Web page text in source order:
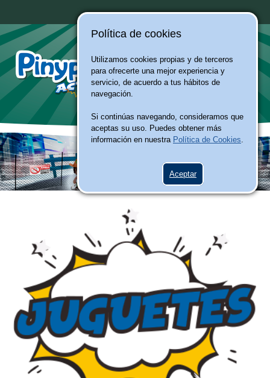
Política de cookies
Utilizamos cookies propias y de terceros
para ofrecerte una mejor experiencia y
servicio, de acuerdo a tus hábitos de
navegación.
Si continúas navegando, consideramos que
aceptas su uso. Puedes obtener más
información en nuestra Política de Cookies.
Aceptar